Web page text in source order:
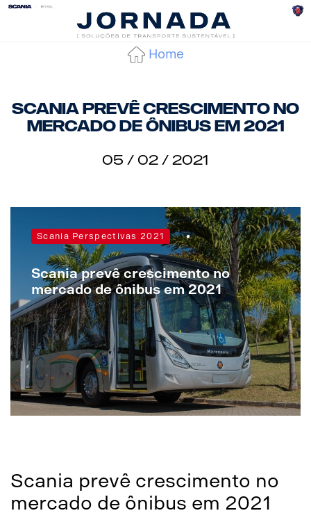
Home
Scania prevê crescimento no
mercado de ônibus em 2021
05 / 02 / 2021
Scania Perspectivas 2021 •
Scania prevê crescimento no
mercado de ônibus em 2021
Scania prevê crescimento no
mercado de ônibus em 2021